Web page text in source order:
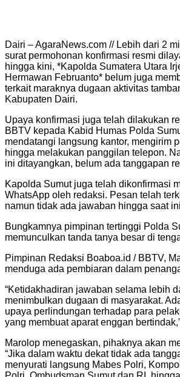
Dairi – AgaraNews.com // Lebih dari 2
surat permohonan konfirmasi resmi
hingga kini, *Kapolda Sumatera Utara
Hermawan Februanto* belum juga
terkait maraknya dugaan aktivitas
Kabupaten Dairi.
Upaya konfirmasi juga telah dilakukan
BBTV kepada Kabid Humas Polda
mendatangi langsung kantor, mengirim
hingga melakukan panggilan telepon.
ini ditayangkan, belum ada tanggapan
Kapolda Sumut juga telah dikonfirmasi
WhatsApp oleh redaksi. Pesan telah
namun tidak ada jawaban hingga saat
Bungkamnya pimpinan tertinggi Polda
memunculkan tanda tanya besar di
Pimpinan Redaksi Boaboa.id / BBTV,
menduga ada pembiaran dalam
“Ketidakhadiran jawaban selama lebih
menimbulkan dugaan di masyarakat.
upaya perlindungan terhadap para
yang membuat aparat enggan
Marolop menegaskan, pihaknya akan
“Jika dalam waktu dekat tidak ada
menyurati langsung Mabes Polri,